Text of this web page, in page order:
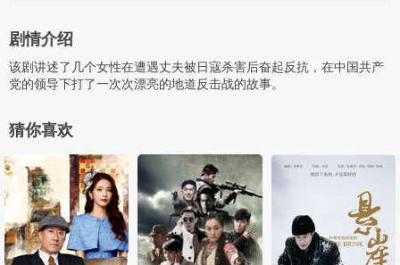
剧情介绍
该剧讲述了几个女性在遭遇丈夫被日寇杀害后奋起反抗，在中国共产
党的领导下打了一次次漂亮的地道反击战的故事。
猜你喜欢